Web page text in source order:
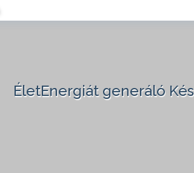
ÉletEnergiát generáló